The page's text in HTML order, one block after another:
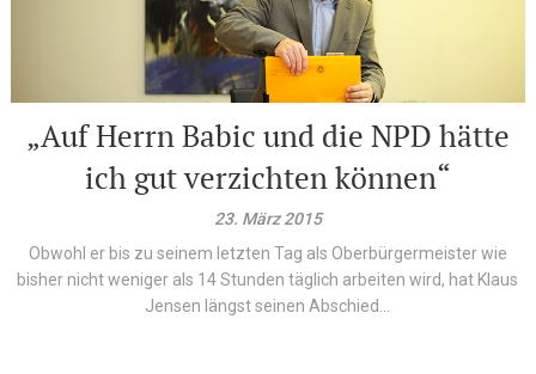
„Auf Herrn Babic und die NPD hätte
ich gut verzichten können“
23. März 2015
Obwohl er bis zu seinem letzten Tag als Oberbürgermeister wie
bisher nicht weniger als 14 Stunden täglich arbeiten wird, hat Klaus
Jensen längst seinen Abschied...